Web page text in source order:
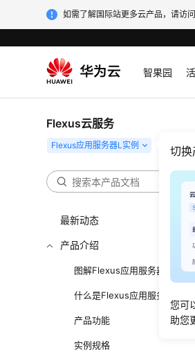
如需了解国际站更多云产品，请访问
智果园
Flexus云服务
切换
您可
助您
最新动态
产品介绍
图解Flexus应用服务器L实例
什么是Flexus应用服务器L实例
产品功能
实例规格